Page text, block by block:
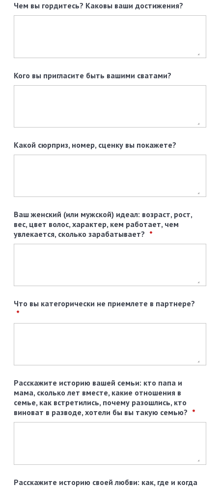
Чем вы гордитесь? Каковы ваши достижения?
Кого вы пригласите быть вашими сватами?
Какой сюрприз, номер, сценку вы покажете?
Ваш женский (или мужской) идеал: возраст, рост,
вес, цвет волос, характер, кем работает, чем
увлекается, сколько зарабатывает?
Что вы категорически не приемлете в партнере?
Расскажите историю вашей семьи: кто папа и
мама, сколько лет вместе, какие отношения в
семье, как встретились, почему разошлись, кто
виноват в разводе, хотели бы вы такую семью?
Расскажите историю своей любви: как, где и когда